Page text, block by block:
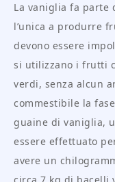
La vaniglia fa parte
l’unica a produrre
devono essere
si utilizzano i frutti
verdi, senza alcun
commestibile la
guaine di vaniglia,
essere effettuato
avere un